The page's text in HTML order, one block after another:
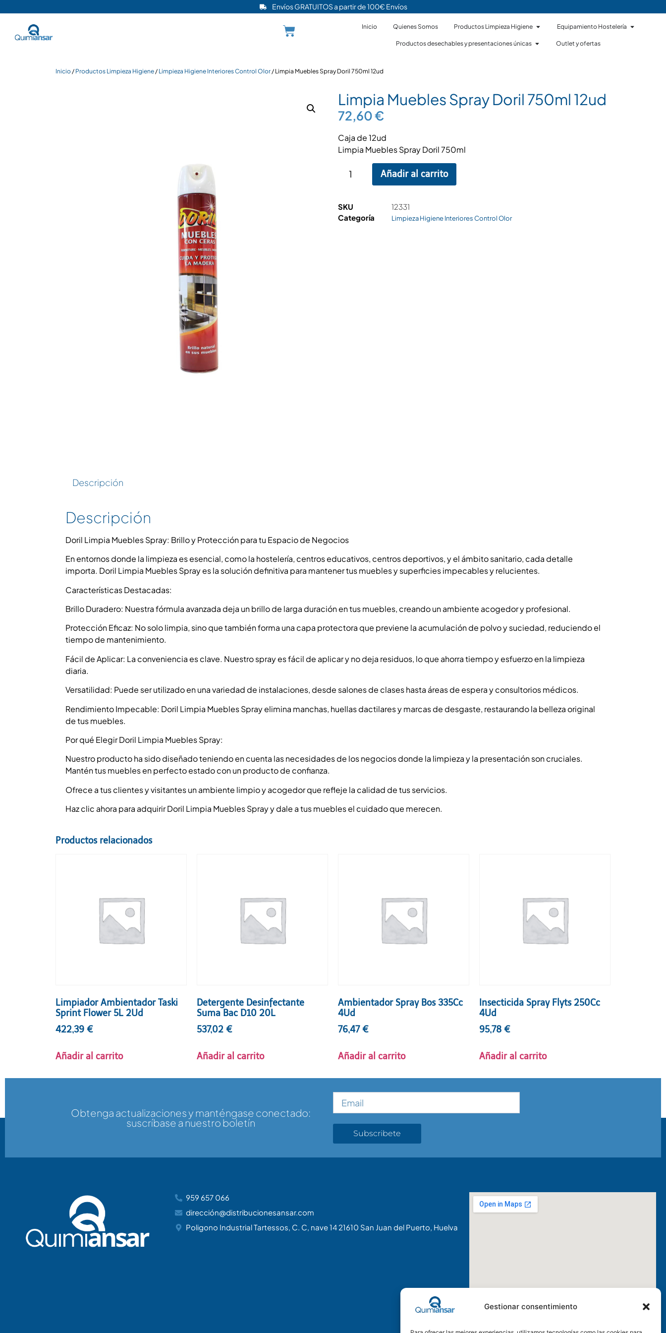
Gestionar consentimiento
Envíos GRATUITOS a partir de 100€ Envíos
Inicio Quienes Somos Productos Limpieza Higiene Equipamiento Hostelería
Productos desechables y presentaciones únicas Outlet y ofertas
Inicio/ Productos Limpieza Higiene/ Limpieza Higiene Interiores Control Olor/ Limpia Muebles Spray Doril 750ml 12ud
Limpia Muebles Spray Doril 750ml 12ud
72,60€
Caja de 12ud
Limpia Muebles Spray Doril 750ml
Añadir al carrito
SKU
12331
Categoría
Limpieza Higiene Interiores Control Olor
Descripción
Descripción
Doril Limpia Muebles Spray: Brillo y Protección para tu Espacio de Negocios
En entornos donde la limpieza es esencial, como la hostelería, centros educativos, centros deportivos, y el ámbito sanitario, cada detalle
importa. Doril Limpia Muebles Spray es la solución definitiva para mantener tus muebles y superficies impecables y relucientes.
Características Destacadas:
Brillo Duradero: Nuestra fórmula avanzada deja un brillo de larga duración en tus muebles, creando un ambiente acogedor y profesional.
Protección Eficaz: No solo limpia, sino que también forma una capa protectora que previene la acumulación de polvo y suciedad, reduciendo el
tiempo de mantenimiento.
Fácil de Aplicar: La conveniencia es clave. Nuestro spray es fácil de aplicar y no deja residuos, lo que ahorra tiempo y esfuerzo en la limpieza
diaria.
Versatilidad: Puede ser utilizado en una variedad de instalaciones, desde salones de clases hasta áreas de espera y consultorios médicos.
Rendimiento Impecable: Doril Limpia Muebles Spray elimina manchas, huellas dactilares y marcas de desgaste, restaurando la belleza original
de tus muebles.
Por qué Elegir Doril Limpia Muebles Spray:
Nuestro producto ha sido diseñado teniendo en cuenta las necesidades de los negocios donde la limpieza y la presentación son cruciales.
Mantén tus muebles en perfecto estado con un producto de confianza.
Ofrece a tus clientes y visitantes un ambiente limpio y acogedor que refleje la calidad de tus servicios.
Haz clic ahora para adquirir Doril Limpia Muebles Spray y dale a tus muebles el cuidado que merecen.
Productos relacionados
Limpiador Ambientador Taski
Sprint Flower 5L 2Ud
422,39 €
Añadir al carrito
Detergente Desinfectante
Suma Bac D10 20L
537,02 €
Añadir al carrito
Ambientador Spray Bos 335Cc
4Ud
76,47€
Añadir al carrito
Insecticida Spray Flyts 250Cc
4Ud
95,78 €
Añadir al carrito
Obtenga actualizaciones y manténgase conectado:
suscríbase a nuestro boletín
Subscribete
959 657 066
dirección@distribucionesansar.com
Poligono Industrial Tartessos, C. C, nave 14 21610 San Juan del Puerto, Huelva